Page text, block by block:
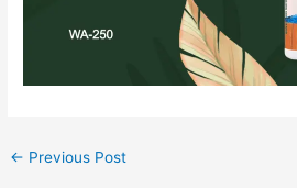
← Previous Post